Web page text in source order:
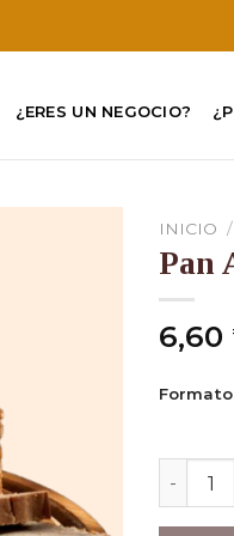
¿ERES UN NEGOCIO?
INICIO /
Pan
6,60
Formato